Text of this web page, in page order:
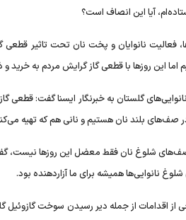
آیا این انصاف است؟
فعالیت نانوایان و پخت نان تحت تاثیر
این روزها با قطعی گاز گرایش مردم به
صف‌های بلند نان هستیم و نانی هم که تهیه
صف‌های شلوغ نان فقط معضل این روزها
نانوایی‌ها همیشه برای ما آزاردهنده بود.
از اقدامات از جمله دیر رسیدن سوخت